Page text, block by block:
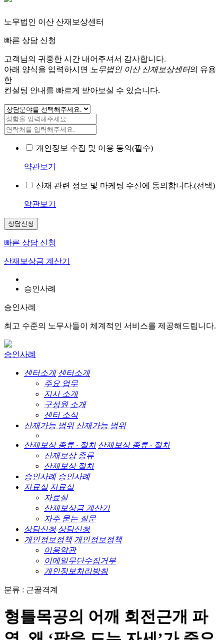
노무법인 이산 산재보상센터
빠른 상담 신청
고객님의 귀중한 시간 내어주셔서 감사합니다.
아래 양식을 입력하시면
노무법인 이산 산재보상센터의 유용
한
컨설팅 안내를 빠르게 받아보실 수 있습니다.
개인정보 수집 및 이용 동의(필수)
약관보기
산재 관련 정보 및 마케팅 수신에 동의합니다.(선택)
약관보기
상담신청
빠른 상담 신청
산재보상금 계산기
승인사례
승인사례
최고 수준의 노무사들이 체계적인 서비스를 제공해드립니다.
승인사례
센터소개 센터소개
주요 업무
지사 소개
구성원 소개
센터 소식
산재가능 범위 산재가능 범위
산재보상 종류 · 절차 산재보상 종류 · 절차
산재보상 종류
산재보상 절차
승인사례 승인사례
자료실 자료실
자료실
산재보상금 계산기
자주 묻는 질문
상담신청 상담신청
개인정보정책 개인정보정책
이용약관
이메일무단수집거부
개인정보처리방침
분류 : 근골격계
형틀목공의 어깨 회전근개 파